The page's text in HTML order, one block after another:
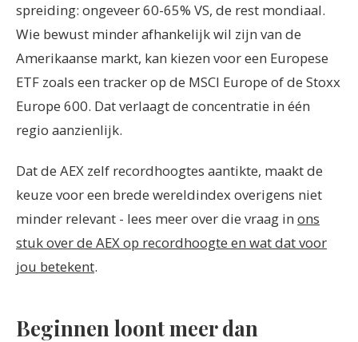
spreiding: ongeveer 60-65% VS, de rest mondiaal.
Wie bewust minder afhankelijk wil zijn van de
Amerikaanse markt, kan kiezen voor een Europese
ETF zoals een tracker op de MSCI Europe of de Stoxx
Europe 600. Dat verlaagt de concentratie in één
regio aanzienlijk.
Dat de AEX zelf recordhoogtes aantikte, maakt de
keuze voor een brede wereldindex overigens niet
minder relevant - lees meer over die vraag in ons
stuk over de AEX op recordhoogte en wat dat voor
jou betekent.
Beginnen loont meer dan